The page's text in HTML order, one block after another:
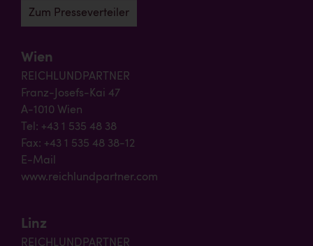
Zum Presseverteiler
Wien
REICHLUNDPARTNER
Franz-Josefs-Kai 47
A-1010 Wien
Tel: +43 1 535 48 38
Fax: +43 1 535 48 38-12
E-Mail
www.reichlundpartner.com
Linz
REICHLUNDPARTNER